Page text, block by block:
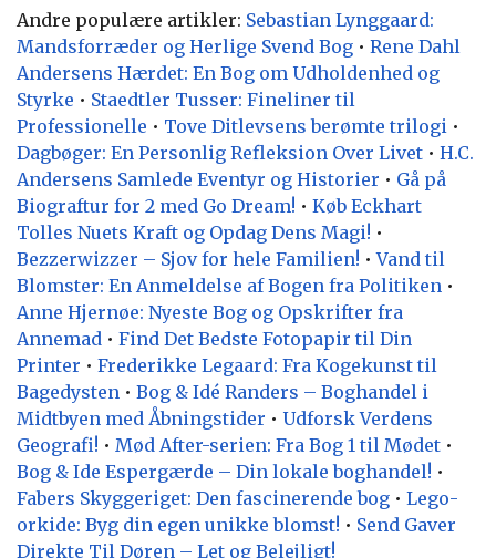
Andre populære artikler: Sebastian Lynggaard:
Mandsforræder og Herlige Svend Bog • Rene Dahl
Andersens Hærdet: En Bog om Udholdenhed og
Styrke • Staedtler Tusser: Fineliner til
Professionelle • Tove Ditlevsens berømte trilogi •
Dagbøger: En Personlig Refleksion Over Livet • H.C.
Andersens Samlede Eventyr og Historier • Gå på
Biograftur for 2 med Go Dream! • Køb Eckhart
Tolles Nuets Kraft og Opdag Dens Magi! •
Bezzerwizzer – Sjov for hele Familien! •Vand til
Blomster: En Anmeldelse af Bogen fra Politiken •
Anne Hjernøe: Nyeste Bog og Opskrifter fra
Annemad • Find Det Bedste Fotopapir til Din
Printer • Frederikke Legaard: Fra Kogekunst til
Bagedysten • Bog & Idé Randers – Boghandel i
Midtbyen med Åbningstider • Udforsk Verdens
Geografi! • Mød After-serien: Fra Bog 1 til Mødet •
Bog & Ide Espergærde – Din lokale boghandel! •
Fabers Skyggeriget: Den fascinerende bog • Lego-
orkide: Byg din egen unikke blomst! • Send Gaver
Direkte Til Døren – Let og Belejligt!